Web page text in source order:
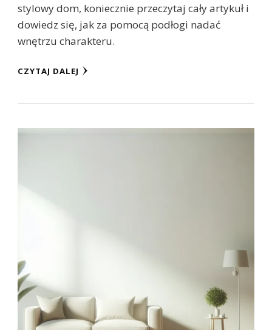
stylowy dom, koniecznie przeczytaj cały artykuł i
dowiedz się, jak za pomocą podłogi nadać
wnętrzu charakteru.
CZYTAJ DALEJ